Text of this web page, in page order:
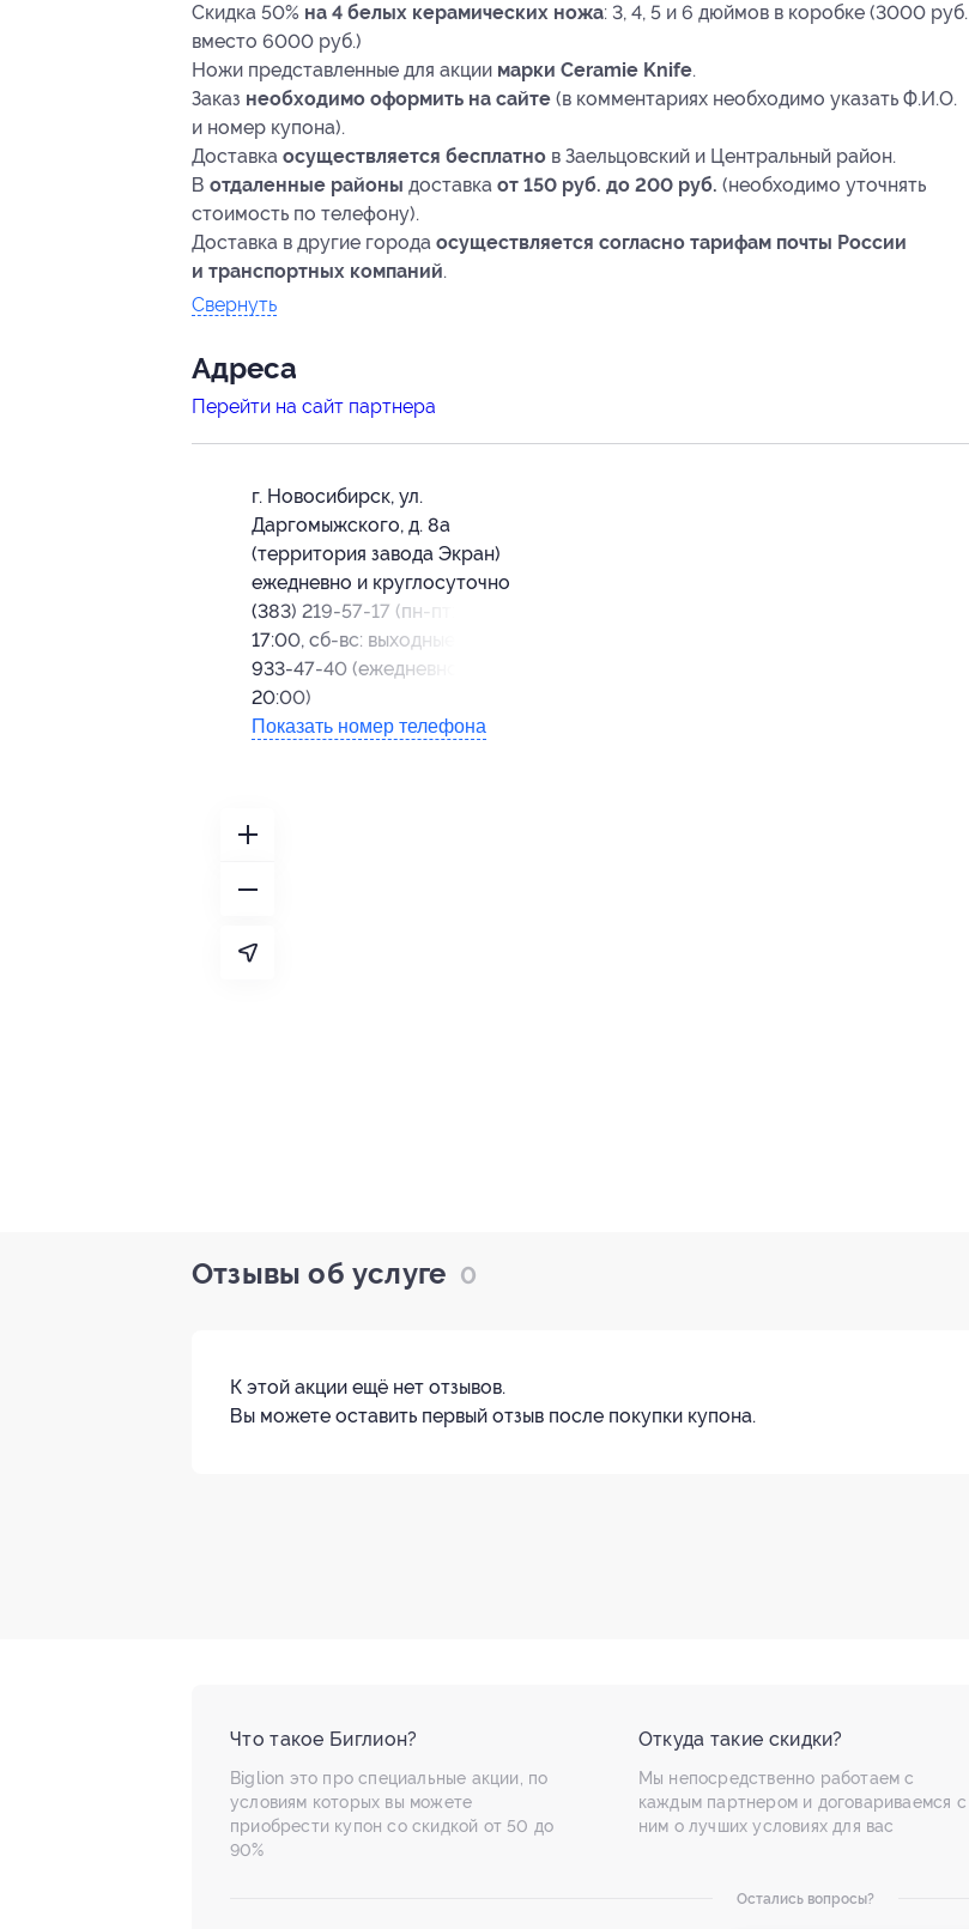
Скидка 50% на 4 белых керамических ножа: 3, 4, 5 и 6 дюймов в коробке (3000 руб.
вместо 6000 руб.)
Ножи представленные для акции марки Ceramie Knife.
Заказ необходимо оформить на сайте (в комментариях необходимо указать Ф.И.О.
и номер купона).
Доставка осуществляется бесплатно в Заельцовский и Центральный район.
В отдаленные районы доставка от 150 руб. до 200 руб. (необходимо уточнять
стоимость по телефону).
Доставка в другие города осуществляется согласно тарифам почты России
и транспортных компаний.
Свернуть
Адресa
Перейти на сайт партнера
г. Новосибирск, ул.
Даргомыжского, д. 8а
(территория завода Экран)
ежедневно и круглосуточно
(383) 219-57-17 (пн-пт: с 09:00 до
17:00, сб-вс: выходные), 8-952-
933-47-40 (ежедневно: с 09:00 до
20:00)
Показать номер телефона
Отзывы об услуге 0
К этой акции ещё нет отзывов.
Вы можете оставить первый отзыв после покупки купона.
Что такое Биглион?
Biglion это про специальные акции, по
условиям которых вы можете
приобрести купон со скидкой от 50 до
90%
Откуда такие скидки?
Мы непосредственно работаем с
каждым партнером и договариваемся с
ним о лучших условиях для вас
Остались вопросы?